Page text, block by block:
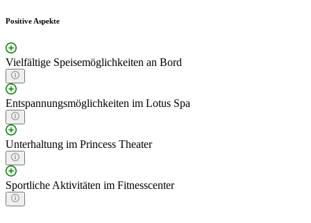
Positive Aspekte
Vielfältige Speisemöglichkeiten an Bord
Entspannungsmöglichkeiten im Lotus Spa
Unterhaltung im Princess Theater
Sportliche Aktivitäten im Fitnesscenter